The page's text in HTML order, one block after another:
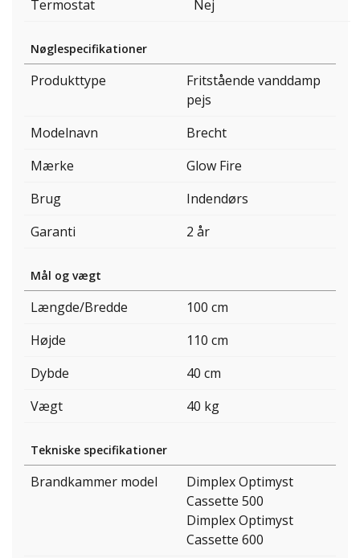
Termostat Nej
Nøglespecifikationer
Produkttype
Fritstående vanddamp
pejs
Modelnavn
Brecht
Mærke
Glow Fire
Brug
Indendørs
Garanti
2 år
Mål og vægt
Længde/Bredde
100 cm
Højde
110 cm
Dybde
40 cm
Vægt
40 kg
Tekniske specifikationer
Brandkammer model
Dimplex Optimyst
Cassette 500
Dimplex Optimyst
Cassette 600